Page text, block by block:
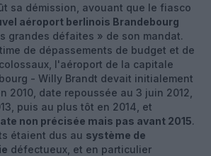
sa démission, avouant que le fiasco
aéroport berlinois Brandebourg
grandes défaites » de son mandat.
de dépassements de budget et de
l'aéroport de la capitale
- Willy Brandt devait initialement
2010, date repoussée au 3 juin 2012,
puis au plus tôt en 2014, et
non précisée mais pas avant 2015.
étaient dus au système de
défectueux, et en particulier